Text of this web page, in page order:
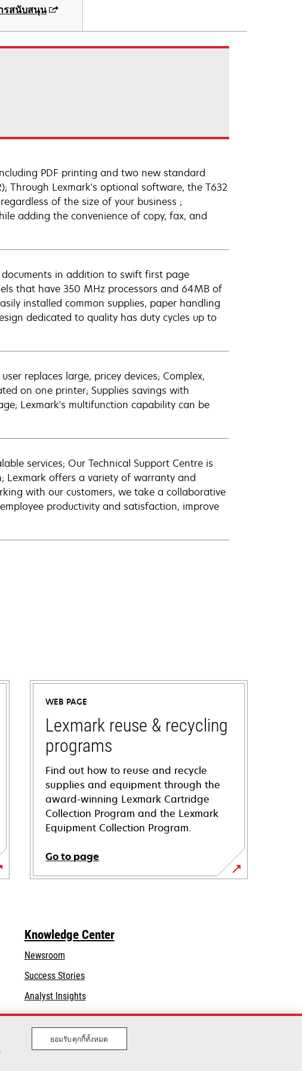
รสนับสนุน
PDF printing and two new standard
Through Lexmark's optional software, the T632
of the size of your business ;
adding the convenience of copy, fax, and
in addition to swift first page
that have 350 MHz processors and 64MB of
installed common supplies, paper handling
dedicated to quality has duty cycles up to
replaces large, pricey devices; Complex,
on one printer; Supplies savings with
Lexmark's multifunction capability can be
services; Our Technical Support Centre is
Lexmark offers a variety of warranty and
with our customers, we take a collaborative
productivity and satisfaction, improve
WEB PAGE
Lexmark reuse & recycling
programs
Find out how to reuse and recycle
supplies and equipment through the
award-winning Lexmark Cartridge
Collection Program and the Lexmark
Equipment Collection Program.
Go to page
Knowledge Center
Newsroom
Success Stories
Analyst Insights
ยอมรับคุกกี้ทั้งหมด